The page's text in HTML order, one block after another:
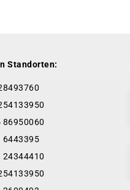
Standorten:
86950060
6443395
24344410